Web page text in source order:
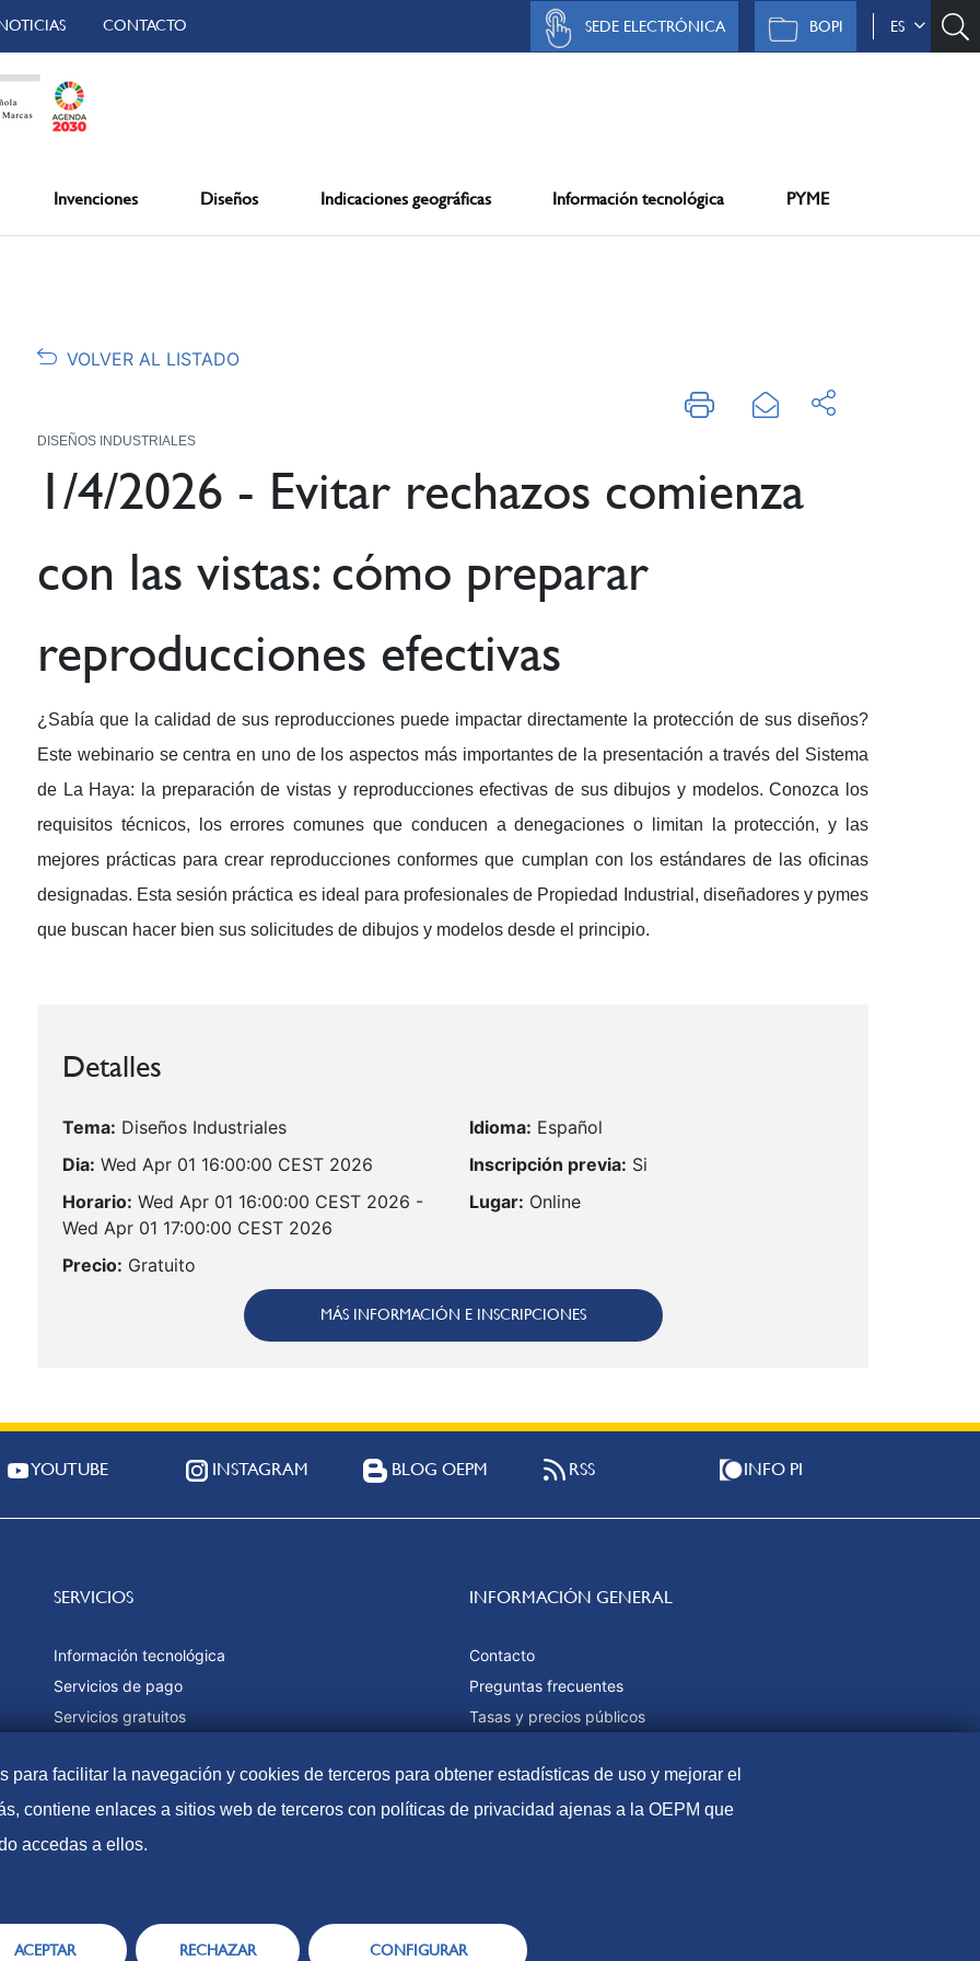
CONTACTO ES
BOPI
SEDE ELECTRÓNICA
Invenciones Diseños Indicaciones geográficas Información tecnológica PYME
VOLVER AL LISTADO
DISEÑOS INDUSTRIALES
1/4/2026 - Evitar rechazos comienza
con las vistas: cómo preparar
reproducciones efectivas
¿Sabía que la calidad de sus reproducciones puede impactar directamente la protección de sus diseños?
Este webinario se centra en uno de los aspectos más importantes de la presentación a través del Sistema
de La Haya: la preparación de vistas y reproducciones efectivas de sus dibujos y modelos. Conozca los
requisitos técnicos, los errores comunes que conducen a denegaciones o limitan la protección, y las
mejores prácticas para crear reproducciones conformes que cumplan con los estándares de las oficinas
designadas. Esta sesión práctica es ideal para profesionales de Propiedad Industrial, diseñadores y pymes
que buscan hacer bien sus solicitudes de dibujos y modelos desde el principio.
Detalles
Tema: Diseños Industriales
Dia: Wed Apr 01 16:00:00 CEST 2026
Horario: Wed Apr 01 16:00:00 CEST 2026 -
Wed Apr 01 17:00:00 CEST 2026
Precio: Gratuito
Idioma: Español
Inscripción previa: Si
Lugar: Online
MÁS INFORMACIÓN E INSCRIPCIONES
YOUTUBE INSTAGRAM BLOG OEPM RSS INFO PI
SERVICIOS
Información tecnológica
Servicios de pago
Servicios gratuitos
INFORMACIÓN GENERAL
Contacto
Preguntas frecuentes
Tasas y precios públicos
Mapa web
para facilitar la navegación y cookies de terceros para obtener estadísticas de uso y mejorar el
contiene enlaces a sitios web de terceros con políticas de privacidad ajenas a la OEPM que
accedas a ellos.
ACEPTAR RECHAZAR CONFIGURAR